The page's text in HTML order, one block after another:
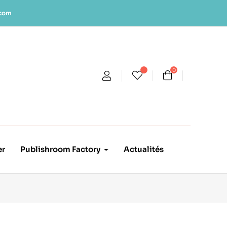
0
Publishroom Factory Actualités